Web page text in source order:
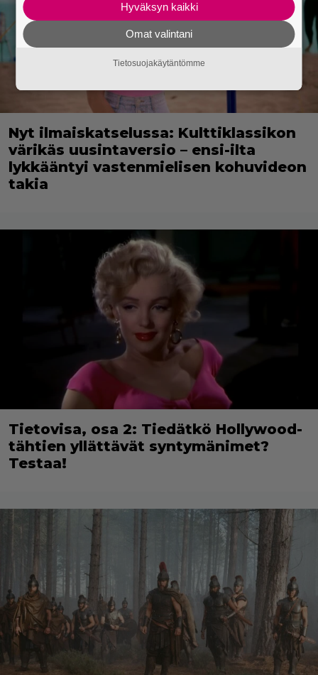
Nyt ilmaiskatselussa: Kulttiklassikon
värikäs uusintaversio – ensi-ilta
lykkääntyi vastenmielisen kohuvideon
takia
Tietovisa, osa 2: Tiedätkö Hollywood-
tähtien yllättävät syntymänimet?
Testaa!
Hyväksyn kaikki
Omat valintani
Tietosuojakäytäntömme